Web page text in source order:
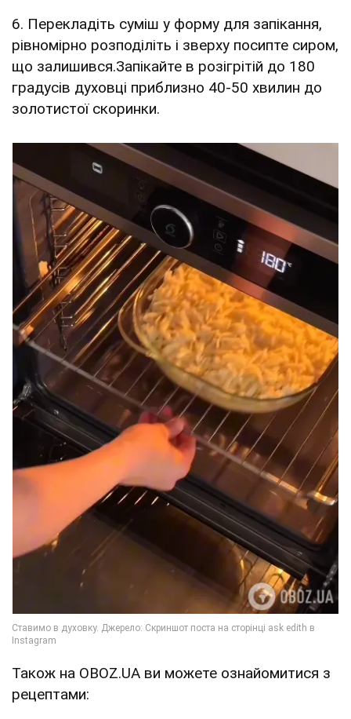
6. Перекладіть суміш у форму для запікання,
рівномірно розподіліть і зверху посипте сиром,
що залишився.Запікайте в розігрітій до 180
градусів духовці приблизно 40-50 хвилин до
золотистої скоринки.
Також на OBOZ.UA ви можете ознайомитися з
рецептами: